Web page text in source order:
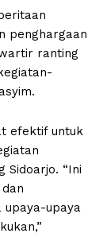
penghargaan
ranting
efektif untuk
Sidoarjo. “Ini
upaya